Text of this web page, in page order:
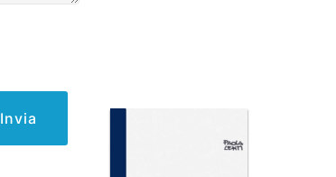
Invia